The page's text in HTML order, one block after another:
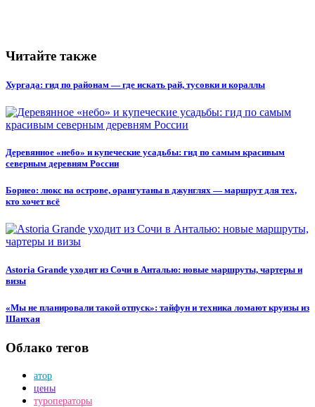
Читайте также
Хургада: гид по районам — где искать рай, тусовки и кораллы
Деревянное «небо» и купеческие усадьбы: гид по самым красивым
северным деревням России
Борнео: люкс на острове, орангутаны в джунглях — маршрут для тех,
кто хочет всё
Astoria Grande уходит из Сочи в Анталью: новые маршруты, чартеры и
визы
«Мы не планировали такой отпуск»: тайфун и техника ломают круизы из
Шанхая
Облако тегов
атор
цены
туроператоры